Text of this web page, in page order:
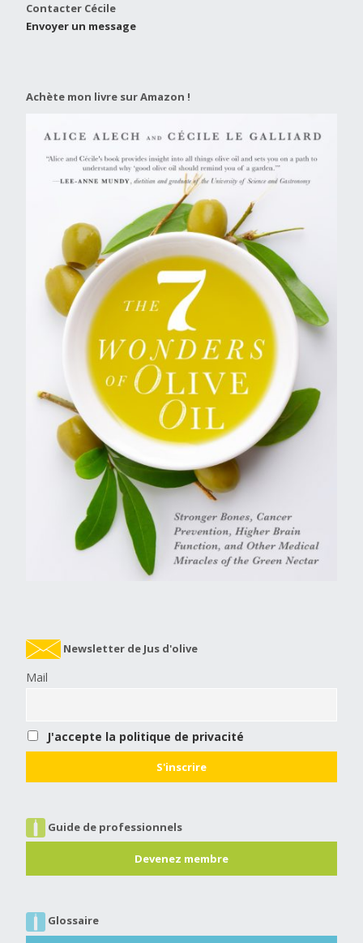
Contacter Cécile
Envoyer un message
Achète mon livre sur Amazon !
Newsletter de Jus d'olive
Mail
J'accepte la politique de privacité
Guide de professionnels
Devenez membre
Glossaire